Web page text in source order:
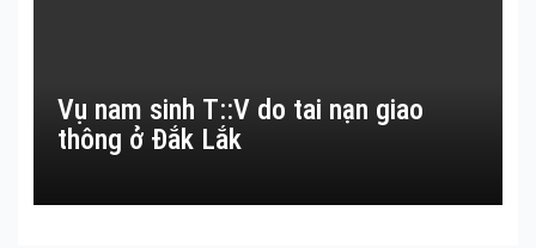
Vụ nam sinh T::V do tai nạn giao
thông ở Đắk Lắk